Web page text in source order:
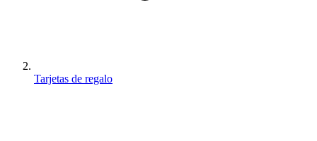
Tarjetas de regalo